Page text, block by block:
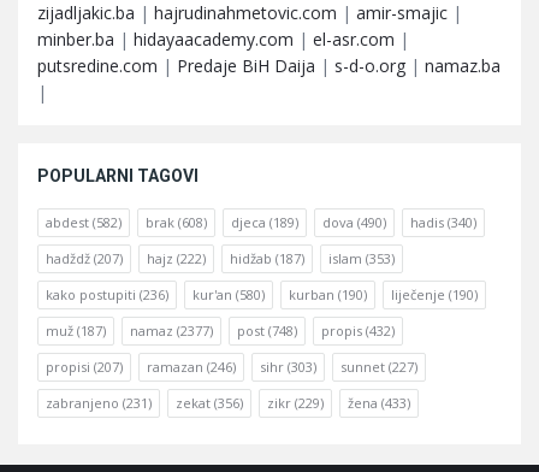
zijadljakic.ba | hajrudinahmetovic.com | amir-smajic |
minber.ba | hidayaacademy.com | el-asr.com |
putsredine.com | Predaje BiH Daija | s-d-o.org | namaz.ba
|
POPULARNI TAGOVI
abdest (582) brak (608) djeca (189) dova (490) hadis (340)
hadždž (207) hajz (222) hidžab (187) islam (353)
kako postupiti (236) kur'an (580) kurban (190) liječenje (190)
muž (187) namaz (2377) post (748) propis (432)
propisi (207) ramazan (246) sihr (303) sunnet (227)
zabranjeno (231) zekat (356) zikr (229) žena (433)